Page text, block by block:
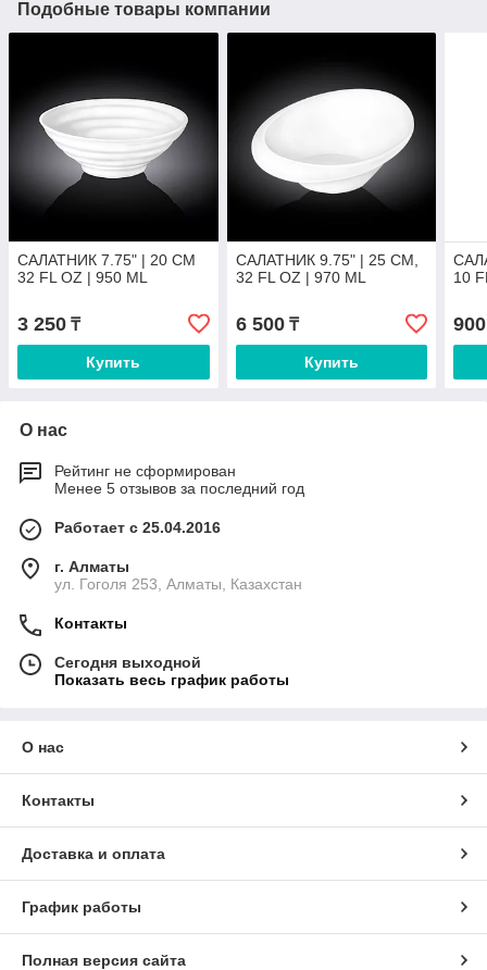
Подобные товары компании
САЛАТНИК 7.75" | 20 CM
32 FL OZ | 950 ML
3 250 ₸
Купить
САЛАТНИК 9.75" | 25 CM,
32 FL OZ | 970 ML
6 500₸
Купить
10
900
О нас
Рейтинг не сформирован
Менее 5 отзывов за последний год
Работает с 25.04.2016
г. Алматы
ул. Гоголя 253, Алматы, Казахстан
Контакты
Сегодня выходной
Показать весь график работы
О нас
Контакты
Доставка и оплата
График работы
Полная версия сайта